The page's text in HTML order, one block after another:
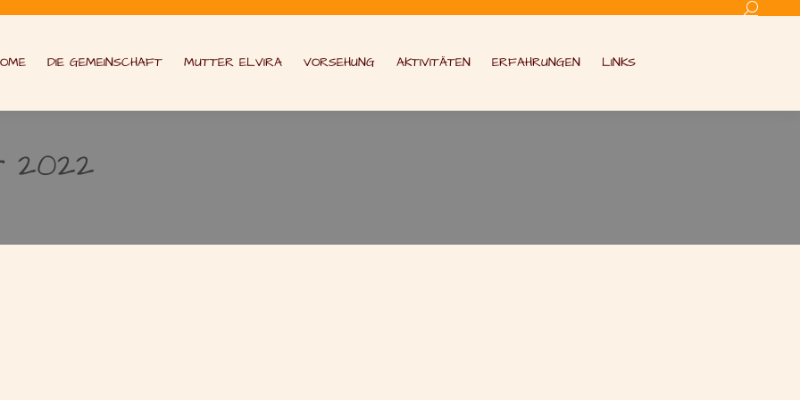
Search:
DIE GEMEINSCHAFT MUTTER ELVIRA VORSEHUNG AKTIVITÄTEN ERFAHRUNGEN LINKS
2022